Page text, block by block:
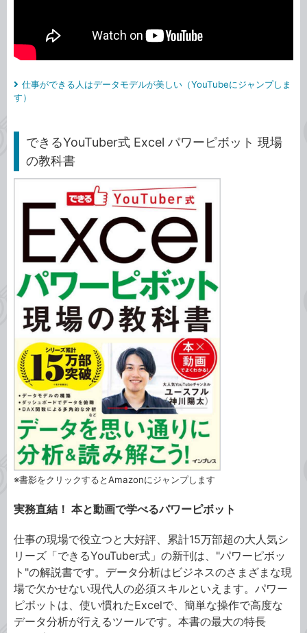
仕事ができる人はデータモデルが美しい（YouTubeにジャンプしま
す）
できるYouTuber式 Excel パワーピボット 現場
の教科書
※書影をクリックするとAmazonにジャンプします
実務直結！ 本と動画で学べるパワーピボット
仕事の現場で役立つと大好評、累計15万部超の大人気シ
リーズ「できるYouTuber式」の新刊は、"パワーピボッ
ト"の解説書です。データ分析はビジネスのさまざまな現
場で欠かせない現代人の必須スキルといえます。パワー
ピボットは、使い慣れたExcelで、簡単な操作で高度な
データ分析が行えるツールです。本書の最大の特長